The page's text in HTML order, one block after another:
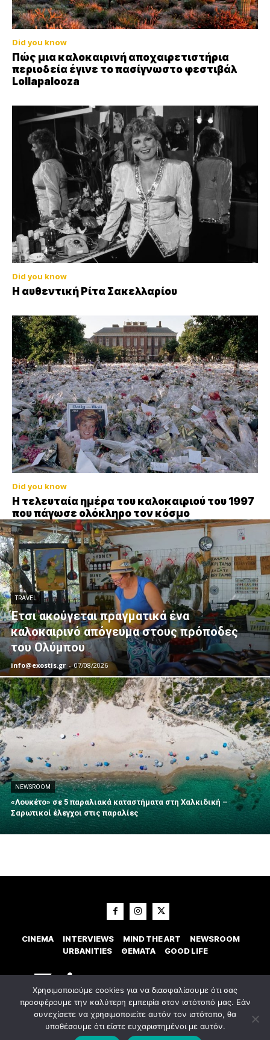
Did you know
Πώς μια καλοκαιρινή αποχαιρετιστήρια
περιοδεία έγινε το πασίγνωστο φεστιβάλ
Lollapalooza
Did you know
Η αυθεντική Ρίτα Σακελλαρίου
Did you know
Η τελευταία ημέρα του καλοκαιριού του 1997
που πάγωσε ολόκληρο τον κόσμο
TRAVEL
Έτσι ακούγεται πραγματικά ένα
καλοκαιρινό απόγευμα στους πρόποδες
του Ολύμπου
info@exostis.gr - 07/08/2026
NEWSROOM
«Λουκέτο» σε 5 παραλιακά καταστήματα στη Χαλκιδική –
Σαρωτικοί έλεγχοι στις παραλίες
CINEMA INTERVIEWS MIND THE ART
NEWSROOM
URBANITIES
ΘΕΜΑΤΑ GOOD LIFE
© 2023 Εxostispress - All right reserved. Κατασκευή Ιστοσελίδας
Χρησιμοποιούμε cookies για να διασφαλίσουμε ότι σας
προσφέρουμε την καλύτερη εμπειρία στον ιστότοπό μας. Εάν
συνεχίσετε να χρησιμοποιείτε αυτόν τον ιστότοπο, θα
υποθέσουμε ότι είστε ευχαριστημένοι με αυτόν.